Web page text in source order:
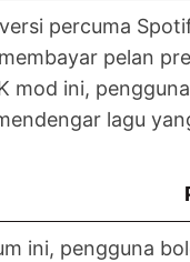
percuma
pelan
mod ini,
lagu
ini, pengguna